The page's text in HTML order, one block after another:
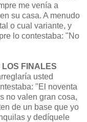
me venía a
su casa. A menudo
o cual variante, y
lo contestaba: "No
LOS FINALES
usted
"El noventa
no valen gran cosa,
de un base que yo
y dedíquele